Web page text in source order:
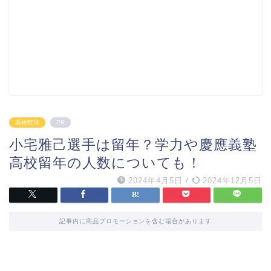
高校野球 PR
小宅雅己選手は留年？学力や慶應義塾
高校留年の人数についても！
2024年4月5日 / 2024年12月5日
記事内に商品プロモーションを含む場合があります